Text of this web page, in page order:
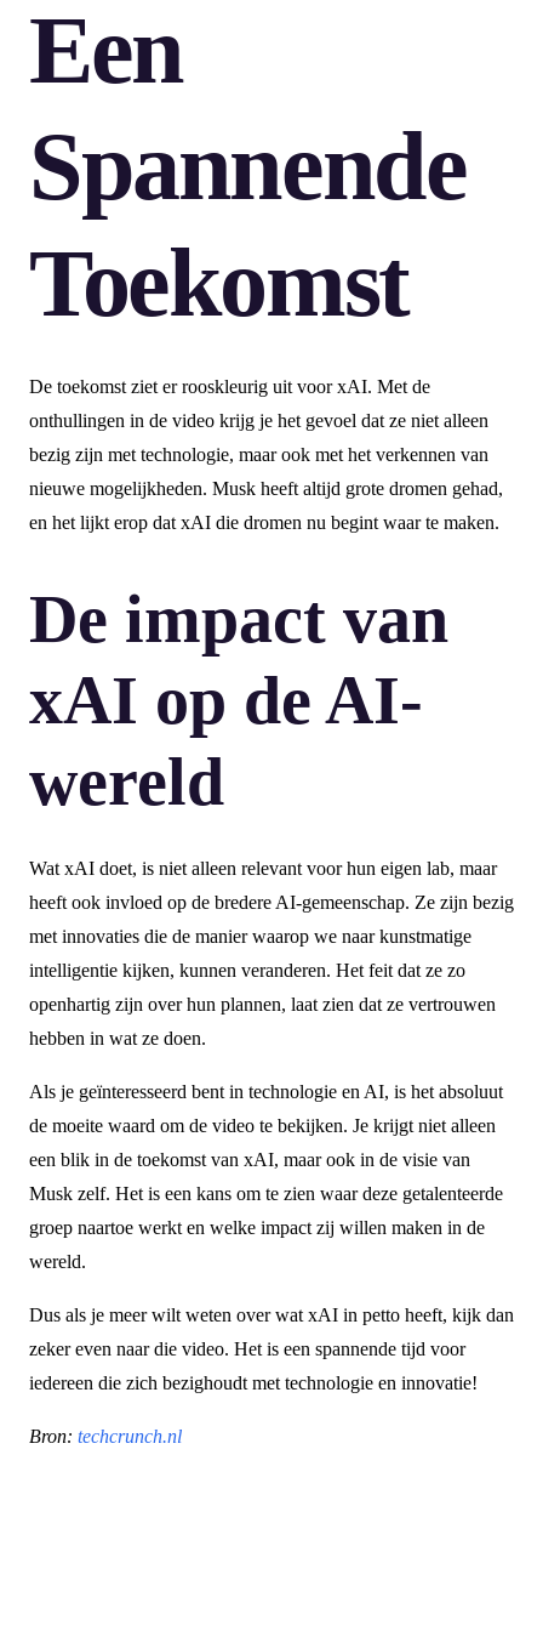
Een
Spannende
Toekomst
De toekomst ziet er rooskleurig uit voor xAI. Met de
onthullingen in de video krijg je het gevoel dat ze niet alleen
bezig zijn met technologie, maar ook met het verkennen van
nieuwe mogelijkheden. Musk heeft altijd grote dromen gehad,
en het lijkt erop dat xAI die dromen nu begint waar te maken.
De impact van
xAI op de AI-
wereld
Wat xAI doet, is niet alleen relevant voor hun eigen lab, maar
heeft ook invloed op de bredere AI-gemeenschap. Ze zijn bezig
met innovaties die de manier waarop we naar kunstmatige
intelligentie kijken, kunnen veranderen. Het feit dat ze zo
openhartig zijn over hun plannen, laat zien dat ze vertrouwen
hebben in wat ze doen.
Als je geïnteresseerd bent in technologie en AI, is het absoluut
de moeite waard om de video te bekijken. Je krijgt niet alleen
een blik in de toekomst van xAI, maar ook in de visie van
Musk zelf. Het is een kans om te zien waar deze getalenteerde
groep naartoe werkt en welke impact zij willen maken in de
wereld.
Dus als je meer wilt weten over wat xAI in petto heeft, kijk dan
zeker even naar die video. Het is een spannende tijd voor
iedereen die zich bezighoudt met technologie en innovatie!
Bron: techcrunch.nl